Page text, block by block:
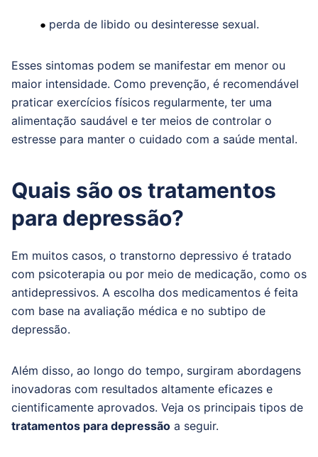
● perda de libido ou desinteresse sexual.
Esses sintomas podem se manifestar em menor ou
maior intensidade. Como prevenção, é recomendável
praticar exercícios físicos regularmente, ter uma
alimentação saudável e ter meios de controlar o
estresse para manter o cuidado com a saúde mental.
Quais são os tratamentos
para depressão?
Em muitos casos, o transtorno depressivo é tratado
com psicoterapia ou por meio de medicação, como os
antidepressivos. A escolha dos medicamentos é feita
com base na avaliação médica e no subtipo de
depressão.
Além disso, ao longo do tempo, surgiram abordagens
inovadoras com resultados altamente eficazes e
cientificamente aprovados. Veja os principais tipos de
tratamentos para depressão a seguir.